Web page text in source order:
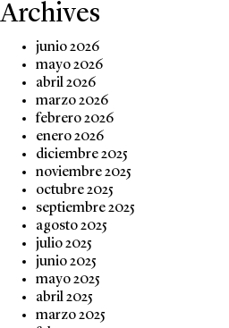
Archives
junio 2026
mayo 2026
abril 2026
marzo 2026
febrero 2026
enero 2026
diciembre 2025
noviembre 2025
octubre 2025
septiembre 2025
agosto 2025
julio 2025
junio 2025
mayo 2025
abril 2025
marzo 2025